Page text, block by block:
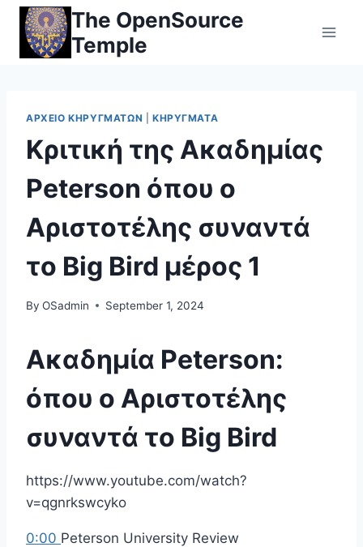
Skip
content
The OpenSource
Temple
ΑΡΧΕΊΟ ΚΗΡΥΓΜΆΤΩΝ ΚΗΡΎΓΜΑΤΑ
Κριτική της Ακαδημίας
Peterson όπου ο
Αριστοτέλης συναντά
το Big Bird μέρος 1
By OSadmin September 1, 2024
Ακαδημία Peterson:
όπου ο Αριστοτέλης
συναντά το Big Bird
https://www.youtube.com/watch?
v=qgnrkswcyko
0:00 Peterson University Review